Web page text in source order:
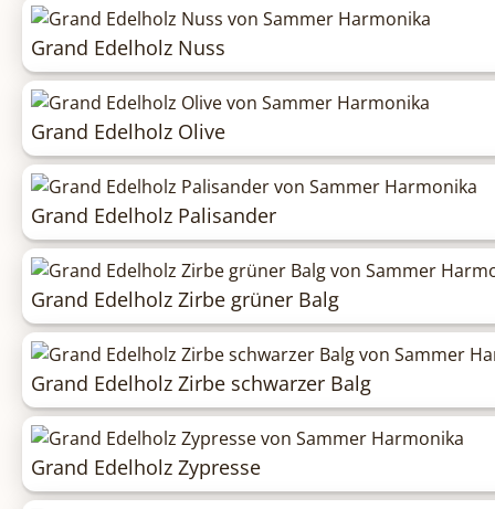
Grand Edelholz Nuss
Grand Edelholz Olive
Grand Edelholz Palisander
Grand Edelholz Zirbe grüner Balg
Grand Edelholz Zirbe schwarzer Balg
Grand Edelholz Zypresse